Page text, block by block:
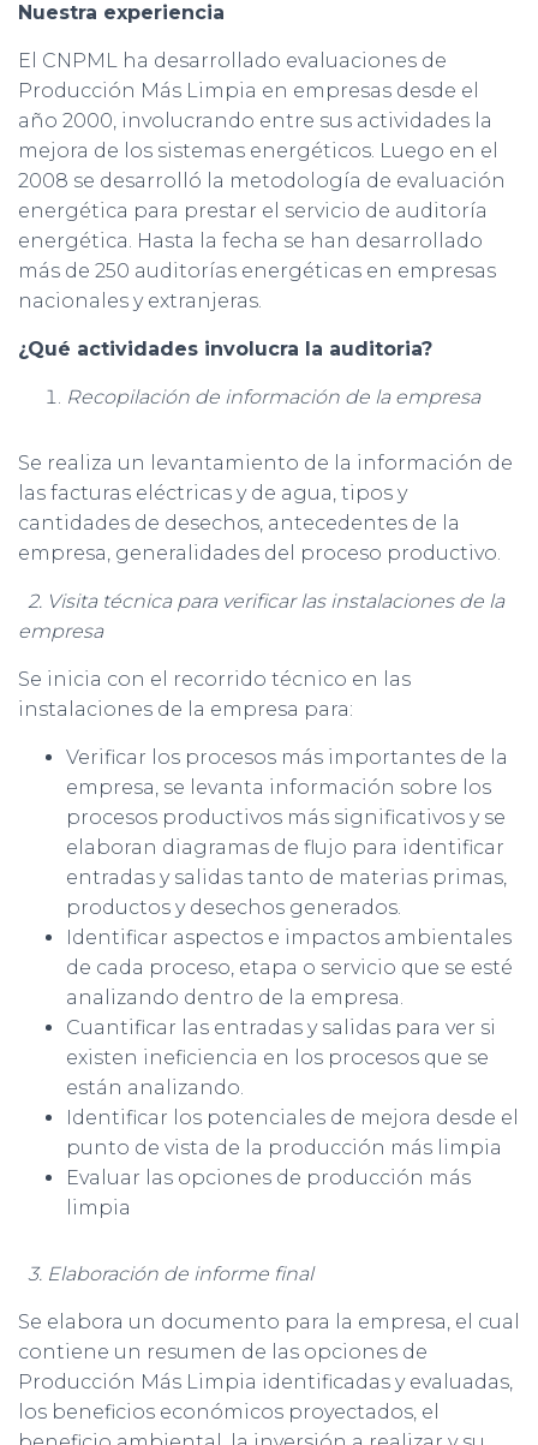
Nuestra experiencia
El CNPML ha desarrollado evaluaciones de
Producción Más Limpia en empresas desde el
año 2000, involucrando entre sus actividades la
mejora de los sistemas energéticos. Luego en el
2008 se desarrolló la metodología de evaluación
energética para prestar el servicio de auditoría
energética. Hasta la fecha se han desarrollado
más de 250 auditorías energéticas en empresas
nacionales y extranjeras.
¿Qué actividades involucra la auditoria?
Recopilación de información de la empresa
Se realiza un levantamiento de la información de
las facturas eléctricas y de agua, tipos y
cantidades de desechos, antecedentes de la
empresa, generalidades del proceso productivo.
2. Visita técnica para verificar las instalaciones de la
empresa
Se inicia con el recorrido técnico en las
instalaciones de la empresa para:
Verificar los procesos más importantes de la
empresa, se levanta información sobre los
procesos productivos más significativos y se
elaboran diagramas de flujo para identificar
entradas y salidas tanto de materias primas,
productos y desechos generados.
Identificar aspectos e impactos ambientales
de cada proceso, etapa o servicio que se esté
analizando dentro de la empresa.
Cuantificar las entradas y salidas para ver si
existen ineficiencia en los procesos que se
están analizando.
Identificar los potenciales de mejora desde el
punto de vista de la producción más limpia
Evaluar las opciones de producción más
limpia
3. Elaboración de informe final
Se elabora un documento para la empresa, el cual
contiene un resumen de las opciones de
Producción Más Limpia identificadas y evaluadas,
los beneficios económicos proyectados, el